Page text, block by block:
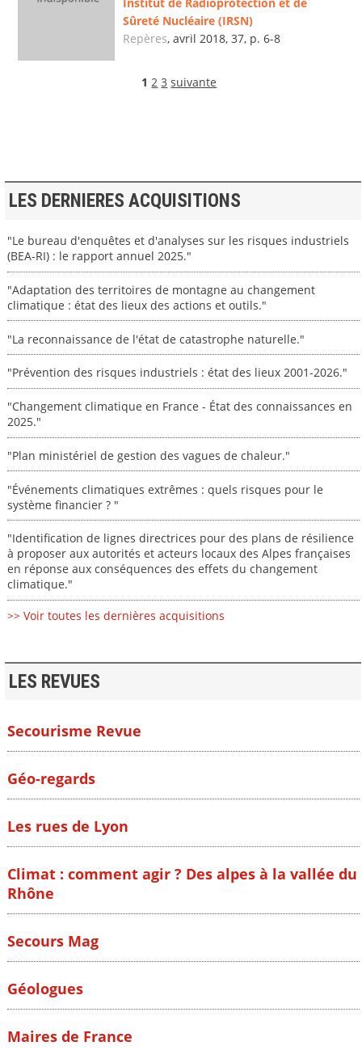
Sûreté Nucléaire (IRSN)
Repères, avril 2018, 37, p. 6-8
1 2 3 suivante
LES DERNIERES ACQUISITIONS
"Le bureau d'enquêtes et d'analyses sur les risques industriels
(BEA-RI) : le rapport annuel 2025."
"Adaptation des territoires de montagne au changement
climatique : état des lieux des actions et outils."
"La reconnaissance de l'état de catastrophe naturelle."
"Prévention des risques industriels : état des lieux 2001-2026."
"Changement climatique en France - État des connaissances en
2025."
"Plan ministériel de gestion des vagues de chaleur."
"Événements climatiques extrêmes : quels risques pour le
système financier ? "
"Identification de lignes directrices pour des plans de résilience
à proposer aux autorités et acteurs locaux des Alpes françaises
en réponse aux conséquences des effets du changement
climatique."
>> Voir toutes les dernières acquisitions
LES REVUES
Secourisme Revue
Géo-regards
Les rues de Lyon
Climat : comment agir ? Des alpes à la vallée du
Rhône
Secours Mag
Géologues
Maires de France